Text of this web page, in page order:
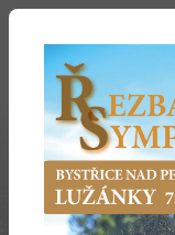
FORMULÁŘE
Odbor
Odbor
Odbor financí